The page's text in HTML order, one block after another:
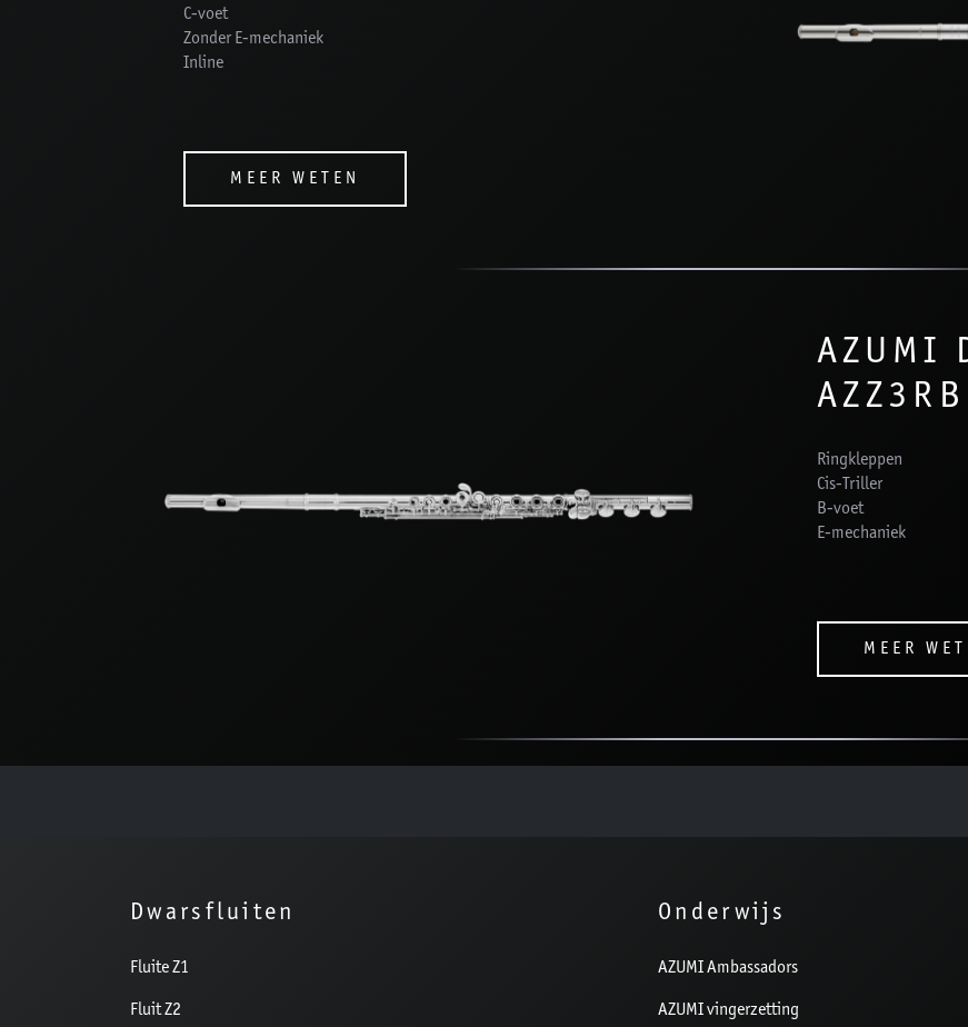
C-voet
Zonder E-mechaniek
Inline
MEER WETEN
AZUMI
Ringkleppen
Cis-Triller
B-voet
E-mechaniek
MEER
Dwarsfluiten
Fluite Z1
Fluit Z2
Onderwijs
AZUMI Ambassadors
AZUMI vingerzetting